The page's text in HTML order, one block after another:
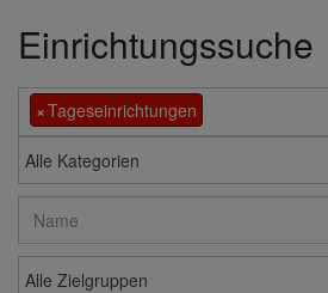
Einrichtungssuche
×Tageseinrichtungen
Alle Kategorien
Alle Zielgruppen